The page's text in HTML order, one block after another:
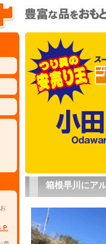
箱根早川にア